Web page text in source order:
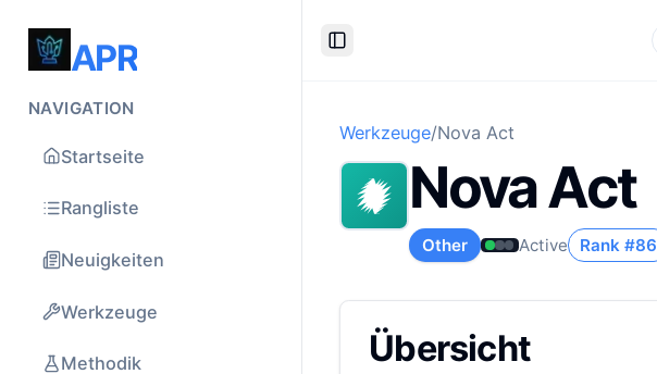
APR
NAVIGATION
Startseite
Rangliste
Neuigkeiten
Werkzeuge
Methodik
Toggle Sidebar
Werkzeuge/Nova Act
Nova Act
Other Active Rank #86
Übersicht